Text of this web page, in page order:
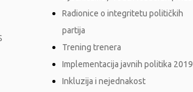
Radionice o integritetu političkih
partija
Trening trenera
Implementacija javnih politika 2019
Inkluzija i nejednakost